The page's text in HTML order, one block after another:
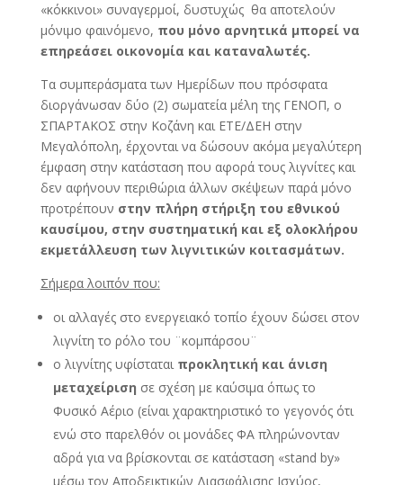
«κόκκινοι» συναγερμοί, δυστυχώς θα αποτελούν
μόνιμο φαινόμενο, που μόνο αρνητικά μπορεί να
επηρεάσει οικονομία και καταναλωτές.
Τα συμπεράσματα των Ημερίδων που πρόσφατα
διοργάνωσαν δύο (2) σωματεία μέλη της ΓΕΝΟΠ, ο
ΣΠΑΡΤΑΚΟΣ στην Κοζάνη και ΕΤΕ/ΔΕΗ στην
Μεγαλόπολη, έρχονται να δώσουν ακόμα μεγαλύτερη
έμφαση στην κατάσταση που αφορά τους λιγνίτες και
δεν αφήνουν περιθώρια άλλων σκέψεων παρά μόνο
προτρέπουν στην πλήρη στήριξη του εθνικού
καυσίμου, στην συστηματική και εξ ολοκλήρου
εκμετάλλευση των λιγνιτικών κοιτασμάτων.
Σήμερα λοιπόν που:
οι αλλαγές στο ενεργειακό τοπίο έχουν δώσει στον
λιγνίτη το ρόλο του ¨κομπάρσου¨
ο λιγνίτης υφίσταται προκλητική και άνιση
μεταχείριση σε σχέση με καύσιμα όπως το
Φυσικό Αέριο (είναι χαρακτηριστικό το γεγονός ότι
ενώ στο παρελθόν οι μονάδες ΦΑ πληρώνονταν
αδρά για να βρίσκονται σε κατάσταση «stand by»
μέσω τον Αποδεικτικών Διασφάλισης Ισχύος,